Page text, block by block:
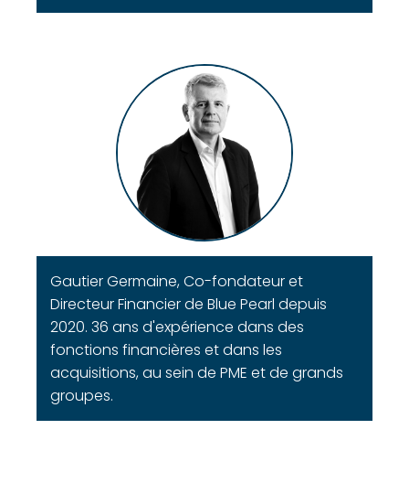
Gautier Germaine, Co-fondateur et
Directeur Financier de Blue Pearl depuis
2020. 36 ans d'expérience dans des
fonctions financières et dans les
acquisitions, au sein de PME et de grands
groupes.